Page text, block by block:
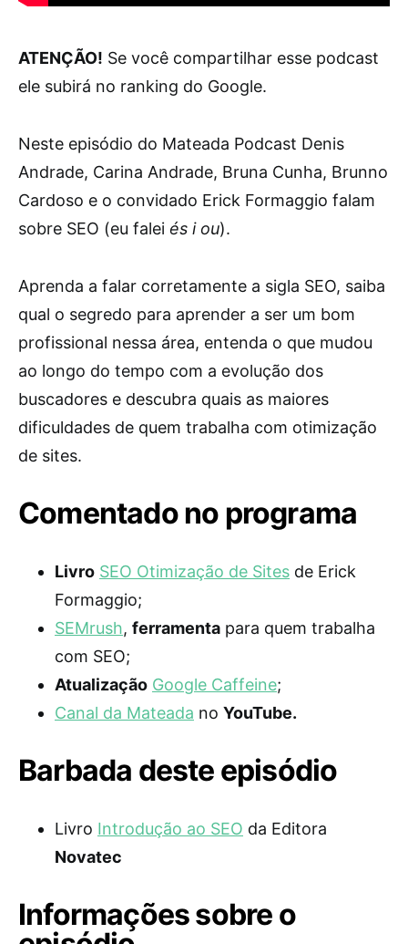
ATENÇÃO! Se você compartilhar esse podcast
ele subirá no ranking do Google.
Neste episódio do Mateada Podcast Denis
Andrade, Carina Andrade, Bruna Cunha, Brunno
Cardoso e o convidado Erick Formaggio falam
sobre SEO (eu falei és i ou).
Aprenda a falar corretamente a sigla SEO, saiba
qual o segredo para aprender a ser um bom
profissional nessa área, entenda o que mudou
ao longo do tempo com a evolução dos
buscadores e descubra quais as maiores
dificuldades de quem trabalha com otimização
de sites.
Comentado no programa
Livro SEO Otimização de Sites de Erick
Formaggio;
SEMrush, ferramenta para quem trabalha
com SEO;
Atualização Google Caffeine;
Canal da Mateada no YouTube.
Barbada deste episódio
Livro Introdução ao SEO da Editora
Novatec
Informações sobre o